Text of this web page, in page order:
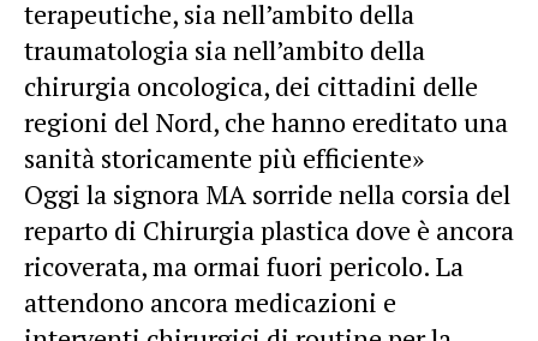
terapeutiche, sia nell’ambito della
traumatologia sia nell’ambito della
chirurgia oncologica, dei cittadini delle
regioni del Nord, che hanno ereditato una
sanità storicamente più efficiente»
Oggi la signora MA sorride nella corsia del
reparto di Chirurgia plastica dove è ancora
ricoverata, ma ormai fuori pericolo. La
attendono ancora medicazioni e